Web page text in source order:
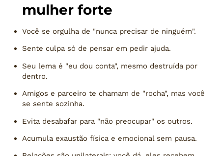
mulher forte
Você se orgulha de "nunca precisar de ninguém".
Sente culpa só de pensar em pedir ajuda.
Seu lema é "eu dou conta", mesmo destruída por
dentro.
Amigos e parceiro te chamam de "rocha", mas você
se sente sozinha.
Evita desabafar para "não preocupar" os outros.
Acumula exaustão física e emocional sem pausa.